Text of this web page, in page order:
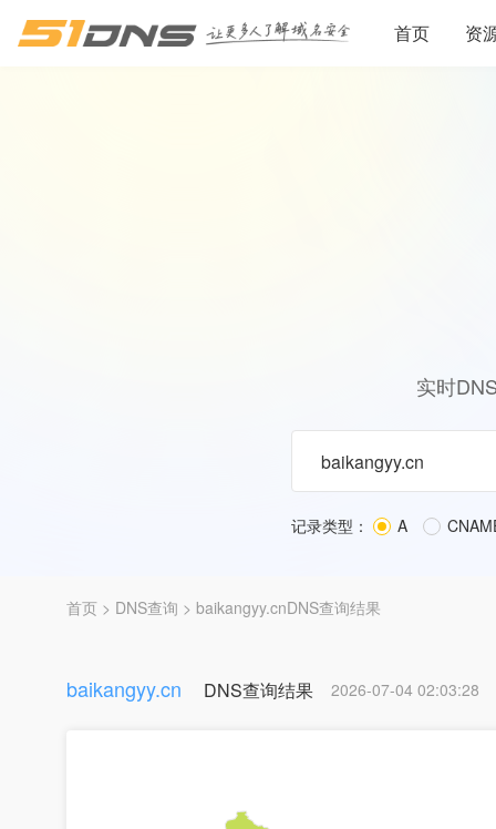
首页 资
实时
记录类型： A
首页 > DNS查询 > baikangyy.cnDNS查询结果
baikangyy.cn DNS查询结果 2026-07-04 02:03:28